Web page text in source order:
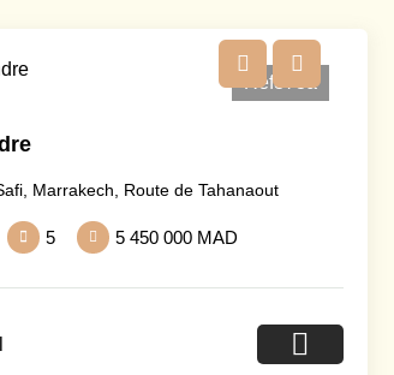
Ref373a
Marrakech Route de Tahanaout
5 5 450 000 MAD